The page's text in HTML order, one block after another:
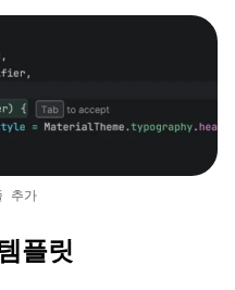
추가
플릿